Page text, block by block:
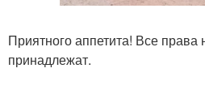
Приятного аппетита! Все права
принадлежат.